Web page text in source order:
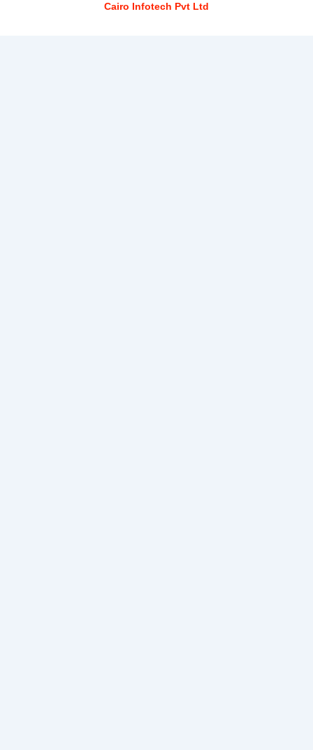
Cairo Infotech Pvt Ltd